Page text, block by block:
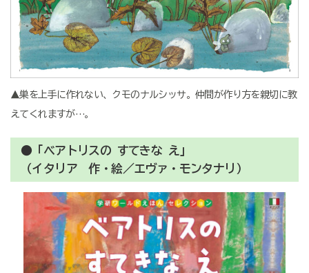
▲巣を上手に作れない、クモのナルシッサ。仲間が作り方を親切に教
えてくれますが…。
●「ベアトリスの すてきな え」
（イタリア 作・絵／エヴァ・モンタナリ）